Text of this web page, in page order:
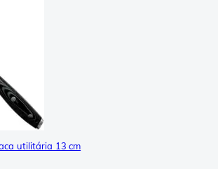
utilitária 13 cm